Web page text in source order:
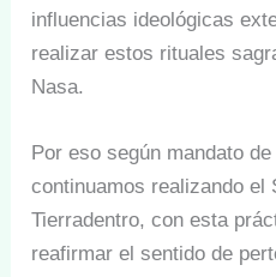
influencias ideológicas
realizar estos rituales
Nasa.
Por eso según mandato
continuamos realizando el
Tierradentro, con esta
reafirmar el sentido de